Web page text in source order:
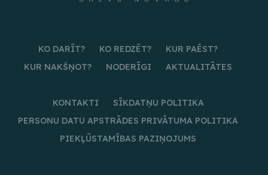
KO DARĪT? KO REDZĒT?
KUR PAĒST?
KUR NAKŠŅOT?
NODERĪGI AKTUALITĀTES
KONTAKTI
SĪKDATŅU POLITIKA
PERSONU DATU APSTRĀDES PRIVĀTUMA POLITIKA
PIEKĻŪSTAMĪBAS PAZIŅOJUMS